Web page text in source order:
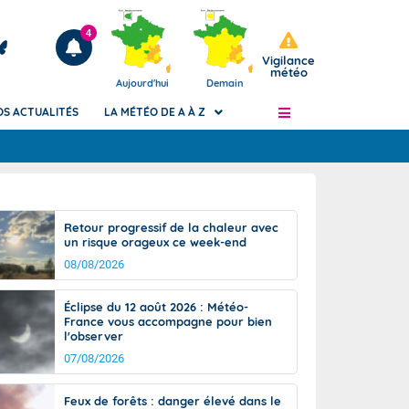
Articles
4
Aujourd'hui Demain
Vigilance
météo
de
Phénomènes dangereux de J+2 à J+7
Avertissement pluies intenses à l'échelle
des communes (Apic)
Bulletins Marine
Bulletins d'estimation du risque
d'avalanche
Météo des forêts
Vigicrues
ACTUALITÉS LA MÉTÉO DE A À Z
Retour progressif de la chaleur avec
un risque orageux ce week-end
08/08/2026
Éclipse du 12 août 2026 : Météo-
France vous accompagne pour bien
l'observer
07/08/2026
Feux de forêts : danger élevé dans le